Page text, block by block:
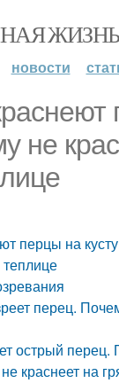
ЖИЗНЬ
новости
не
перцы на
перец.
острый перец.
краснеет на